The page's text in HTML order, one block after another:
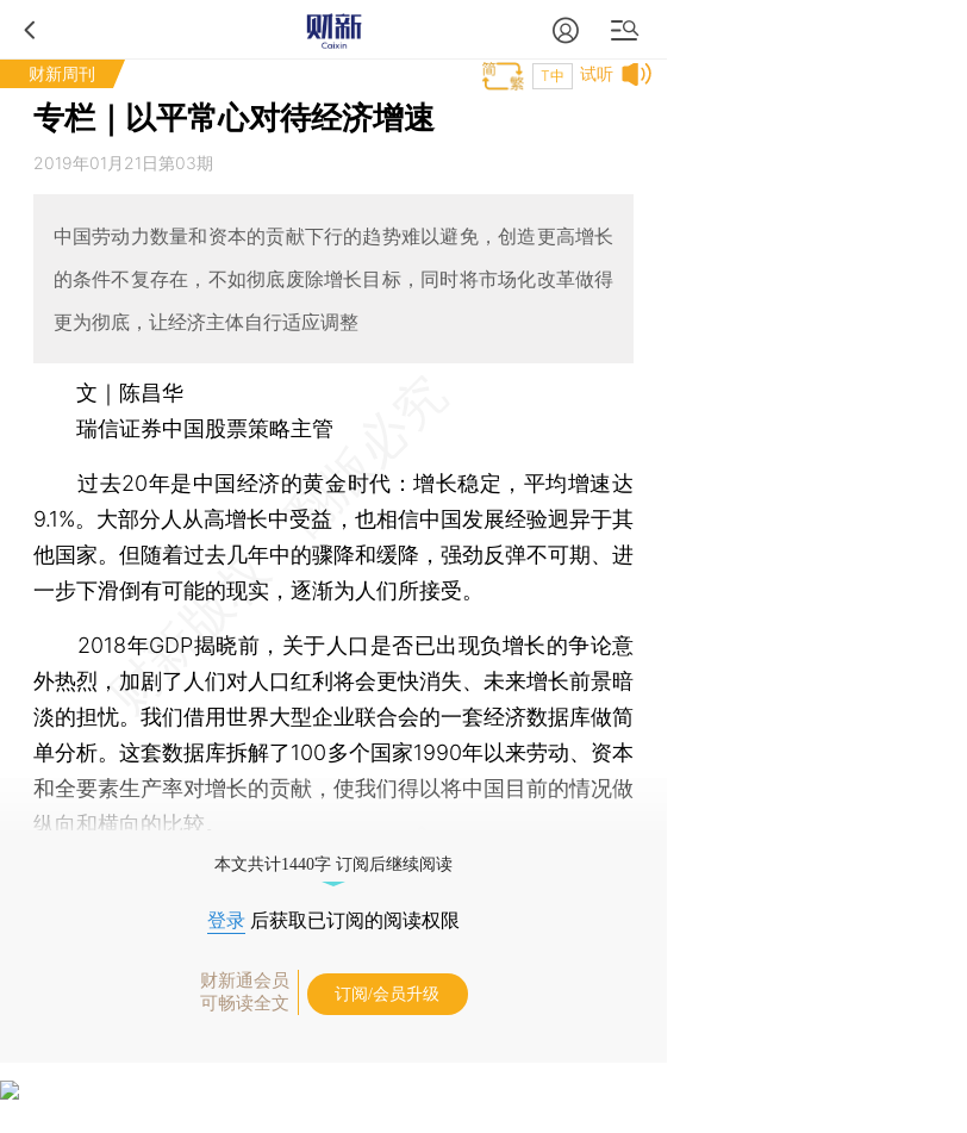
财新周刊 试听
T中
专栏｜以平常心对待经济增速
2019年01月21日第03期
中国劳动力数量和资本的贡献下行的趋势难以避免，创造更高增长
的条件不复存在，不如彻底废除增长目标，同时将市场化改革做得
更为彻底，让经济主体自行适应调整
文｜陈昌华
瑞信证券中国股票策略主管
过去20年是中国经济的黄金时代：增长稳定，平均增速达
9.1%。大部分人从高增长中受益，也相信中国发展经验迥异于其
他国家。但随着过去几年中的骤降和缓降，强劲反弹不可期、进
一步下滑倒有可能的现实，逐渐为人们所接受。
2018年GDP揭晓前，关于人口是否已出现负增长的争论意
外热烈，加剧了人们对人口红利将会更快消失、未来增长前景暗
淡的担忧。我们借用世界大型企业联合会的一套经济数据库做简
单分析。这套数据库拆解了100多个国家1990年以来劳动、资本
和全要素生产率对增长的贡献，使我们得以将中国目前的情况做
纵向和横向的比较。
本文共计1440字 订阅后继续阅读
登录 后获取已订阅的阅读权限
财新通会员
可畅读全文
订阅/会员升级